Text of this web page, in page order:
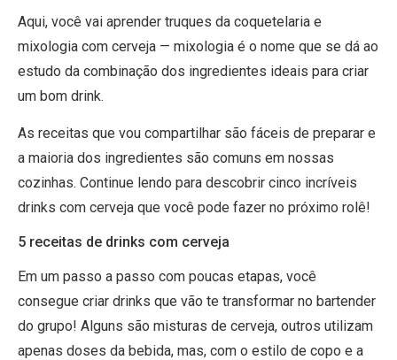
Aqui, você vai aprender truques da coquetelaria e
mixologia com cerveja — mixologia é o nome que se dá ao
estudo da combinação dos ingredientes ideais para criar
um bom drink.
As receitas que vou compartilhar são fáceis de preparar e
a maioria dos ingredientes são comuns em nossas
cozinhas. Continue lendo para descobrir cinco incríveis
drinks com cerveja que você pode fazer no próximo rolê!
5 receitas de drinks com cerveja
Em um passo a passo com poucas etapas, você
consegue criar drinks que vão te transformar no bartender
do grupo! Alguns são misturas de cerveja, outros utilizam
apenas doses da bebida, mas, com o estilo de copo e a